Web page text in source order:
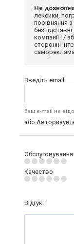
Не
лексики,
порівняння
компанії і /
сторонні
самореклама.
Введіть email:
Ваш e-mail не
або
Обслуговування
Качество
Відгук: